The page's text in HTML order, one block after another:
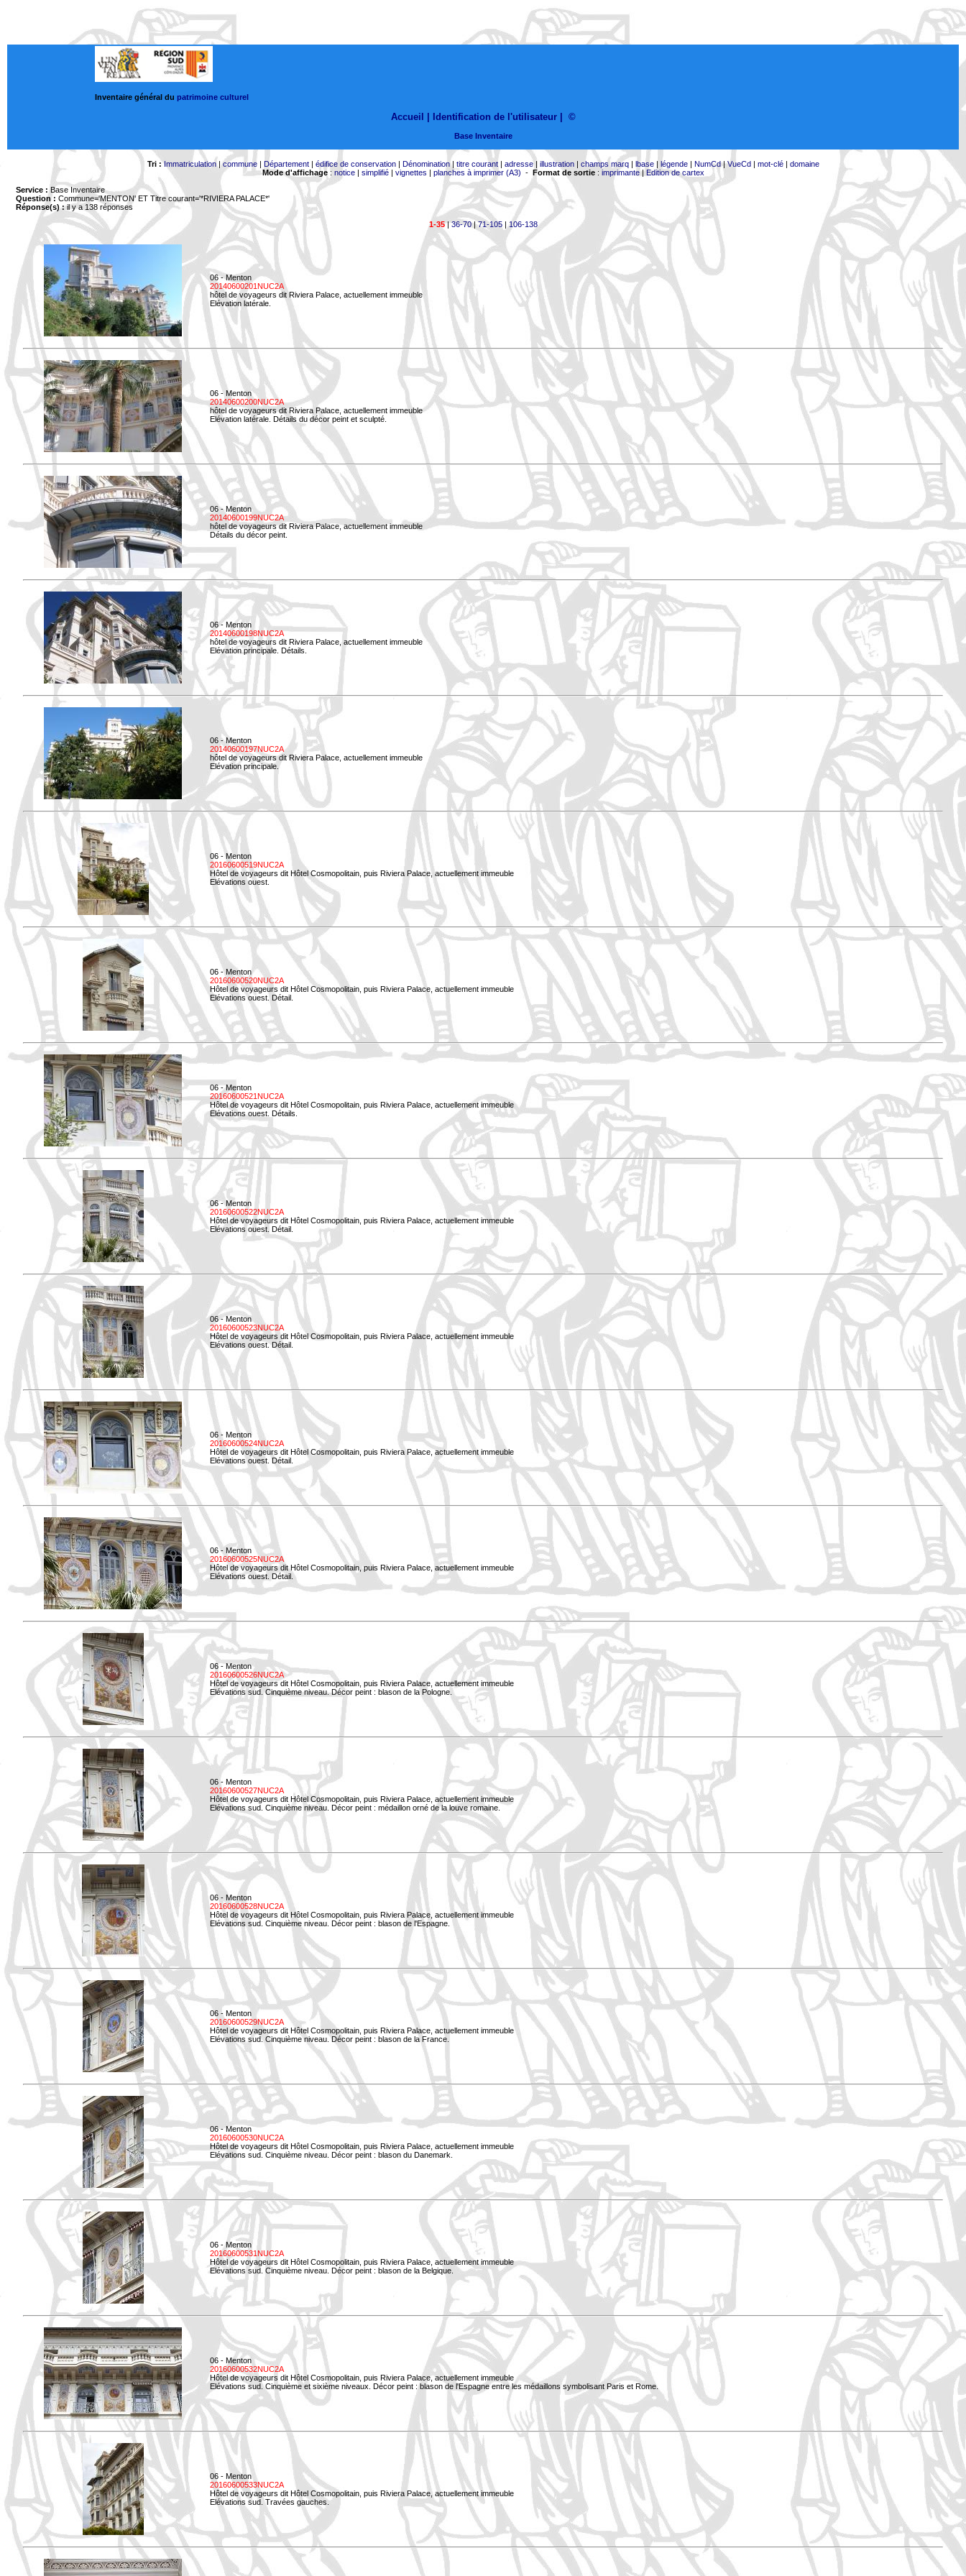
Inventaire général du patrimoine culturel
Accueil | Identification de l'utilisateur ©
Base Inventaire
Tri : Immatriculation|commune| Département| édifice de conservation| Dénomination| titre courant| adresse| illustration| champs marq| lbase| légende| NumCd|VueCd| mot-clé| domaine
Mode d'affichage: notice| simplifié| vignettes | planches à imprimer (A3) - Format de sortie: imprimante|Edition de cartex
Service : Base Inventaire
Question : Commune='MENTON' ET Titre courant='*RIVIERA PALACE*'
Réponse(s) :il y a 138 réponses
1-35|36-70|71-105| 106-138
06 - Menton
20140600201NUC2A
hôtel de voyageurs dit Riviera Palace, actuellement immeuble
Elévation latérale.
06 - Menton
20140600200NUC2A
hôtel de voyageurs dit Riviera Palace, actuellement immeuble
Elévation latérale. Détails du décor peint et sculpté.
06 - Menton
20140600199NUC2A
hôtel de voyageurs dit Riviera Palace, actuellement immeuble
Détails du décor peint.
06 - Menton
20140600198NUC2A
hôtel de voyageurs dit Riviera Palace, actuellement immeuble
Elévation principale. Détails.
06 - Menton
20140600197NUC2A
hôtel de voyageurs dit Riviera Palace, actuellement immeuble
Elévation principale.
06 - Menton
20160600519NUC2A
Hôtel de voyageurs dit Hôtel Cosmopolitain, puis Riviera Palace, actuellement immeuble
Elévations ouest.
06 - Menton
20160600520NUC2A
Hôtel de voyageurs dit Hôtel Cosmopolitain, puis Riviera Palace, actuellement immeuble
Elévations ouest. Détail.
06 - Menton
20160600521NUC2A
Hôtel de voyageurs dit Hôtel Cosmopolitain, puis Riviera Palace, actuellement immeuble
Elévations ouest. Détails.
06 - Menton
20160600522NUC2A
Hôtel de voyageurs dit Hôtel Cosmopolitain, puis Riviera Palace, actuellement immeuble
Elévations ouest. Détail.
06 - Menton
20160600523NUC2A
Hôtel de voyageurs dit Hôtel Cosmopolitain, puis Riviera Palace, actuellement immeuble
Elévations ouest. Détail.
06 - Menton
20160600524NUC2A
Hôtel de voyageurs dit Hôtel Cosmopolitain, puis Riviera Palace, actuellement immeuble
Elévations ouest. Détail.
06 - Menton
20160600525NUC2A
Hôtel de voyageurs dit Hôtel Cosmopolitain, puis Riviera Palace, actuellement immeuble
Elévations ouest. Détail.
06 - Menton
20160600526NUC2A
Hôtel de voyageurs dit Hôtel Cosmopolitain, puis Riviera Palace, actuellement immeuble
Elévations sud. Cinquième niveau. Décor peint : blason de la Pologne.
06 - Menton
20160600527NUC2A
Hôtel de voyageurs dit Hôtel Cosmopolitain, puis Riviera Palace, actuellement immeuble
Elévations sud. Cinquième niveau. Décor peint : médaillon orné de la louve romaine.
06 - Menton
20160600528NUC2A
Hôtel de voyageurs dit Hôtel Cosmopolitain, puis Riviera Palace, actuellement immeuble
Elévations sud. Cinquième niveau. Décor peint : blason de l'Espagne.
06 - Menton
20160600529NUC2A
Hôtel de voyageurs dit Hôtel Cosmopolitain, puis Riviera Palace, actuellement immeuble
Elévations sud. Cinquième niveau. Décor peint : blason de la France.
06 - Menton
20160600530NUC2A
Hôtel de voyageurs dit Hôtel Cosmopolitain, puis Riviera Palace, actuellement immeuble
Elévations sud. Cinquième niveau. Décor peint : blason du Danemark.
06 - Menton
20160600531NUC2A
Hôtel de voyageurs dit Hôtel Cosmopolitain, puis Riviera Palace, actuellement immeuble
Elévations sud. Cinquième niveau. Décor peint : blason de la Belgique.
06 - Menton
20160600532NUC2A
Hôtel de voyageurs dit Hôtel Cosmopolitain, puis Riviera Palace, actuellement immeuble
Elévations sud. Cinquième et sixième niveaux. Décor peint : blason de l'Espagne entre les médaillons symbolisant Paris et Rome.
06 - Menton
20160600533NUC2A
Hôtel de voyageurs dit Hôtel Cosmopolitain, puis Riviera Palace, actuellement immeuble
Elévations sud. Travées gauches.